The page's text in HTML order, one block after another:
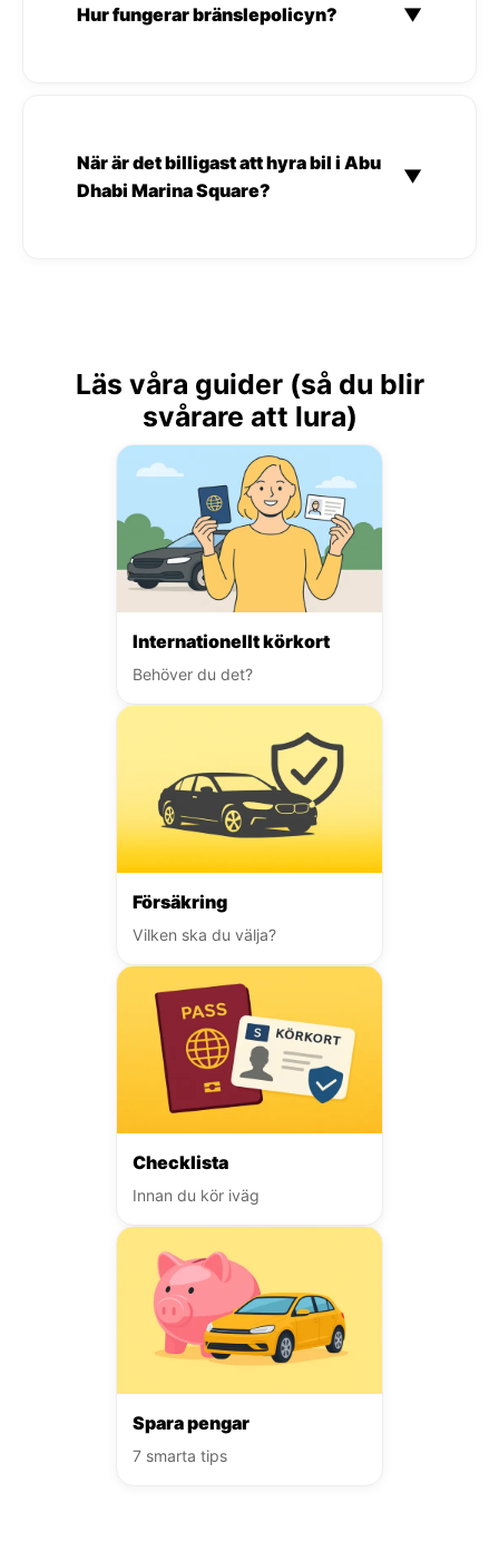
Hur fungerar bränslepolicyn? ▼
När är det billigast att hyra bil i Abu
Dhabi Marina Square?
▼
Läs våra guider (så du blir
svårare att lura)
Internationellt körkort
Behöver du det?
Försäkring
Vilken ska du välja?
Checklista
Innan du kör iväg
Spara pengar
7 smarta tips